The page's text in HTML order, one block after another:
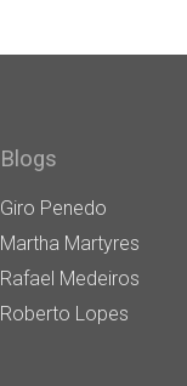
Blogs
Giro Penedo
Martha Martyres
Rafael Medeiros
Roberto Lopes